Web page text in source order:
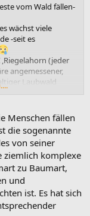
vom Wald fällen-
wächst viele
-seit es
(jeder
angemessener,
Laubwald
Mensch Holz
kaum
da kriegt
!!!!!!!
selbst erledigt
kann .
???
Menschen fällen
die sogenannte
von seiner
ziemlich komplexe
zu Baumart,
und
ist. Es hat sich